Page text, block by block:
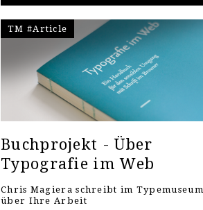
TM #Article
Buchprojekt - Über
Typografie im Web
Chris Magiera schreibt im Typemuseum
über Ihre Arbeit